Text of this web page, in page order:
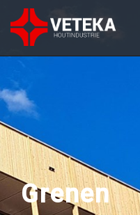
Grenen